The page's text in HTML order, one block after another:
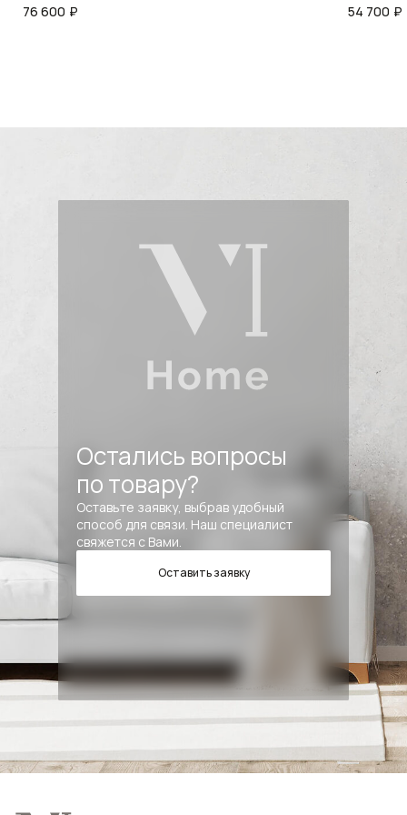
76 600 ₽ 54 700 ₽
Остались вопросы
по товару?
Оставьте заявку, выбрав удобный
способ для связи. Наш специалист
свяжется с Вами.
Оставить заявку